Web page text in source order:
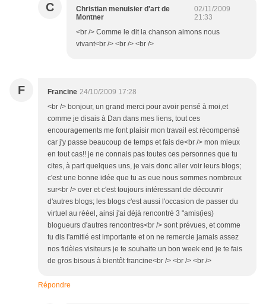
C
Christian menuisier d'art de
Montner
02/11/2009
21:33
<br /> Comme le dit la chanson aimons nous
vivant<br /> <br /> <br />
F Francine 24/10/2009 17:28
<br /> bonjour, un grand merci pour avoir pensé à moi,et
comme je disais à Dan dans mes liens, tout ces
encouragements me font plaisir mon travail est récompensé
car j'y passe beaucoup de temps et fais de<br /> mon mieux
en tout cas!! je ne connais pas toutes ces personnes que tu
cites, à part quelques uns, je vais donc aller voir leurs blogs;
c'est une bonne idée que tu as eue nous sommes nombreux
sur<br /> over et c'est toujours intéressant de découvrir
d'autres blogs; les blogs c'est aussi l'occasion de passer du
virtuel au rééel, ainsi j'ai déjà rencontré 3 "amis(ies)
blogueurs d'autres rencontres<br /> sont prévues, et comme
tu dis l'amitié est importante et on ne remercie jamais assez
nos fidèles visiteurs je te souhaite un bon week end je te fais
de gros bisous à bientôt francine<br /> <br /> <br />
Répondre